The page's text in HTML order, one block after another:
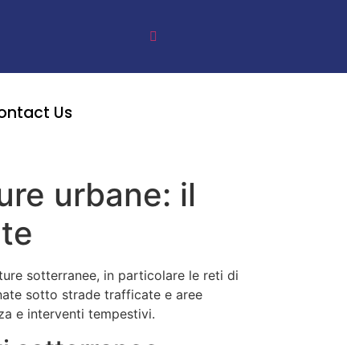
Us
urbane: il
sotterranee, in particolare le reti di
sotto strade trafficate e aree
e interventi tempestivi.